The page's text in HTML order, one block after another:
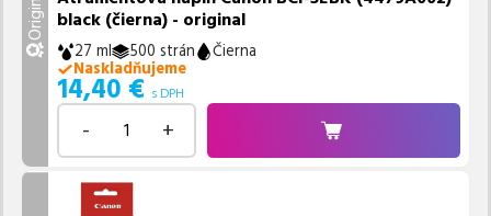
black (čierna) - original
27 ml 500 strán
Čierna
Naskladňujeme
14,40 € s DPH
- +